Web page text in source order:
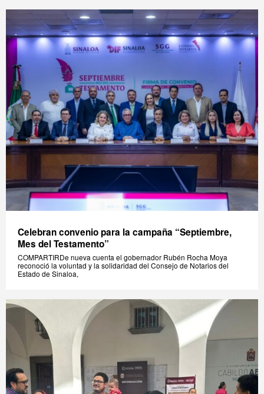
Celebran convenio para la campaña “Septiembre,
Mes del Testamento”
COMPARTIRDe nueva cuenta el gobernador Rubén Rocha Moya
reconoció la voluntad y la solidaridad del Consejo de Notarios del
Estado de Sinaloa,